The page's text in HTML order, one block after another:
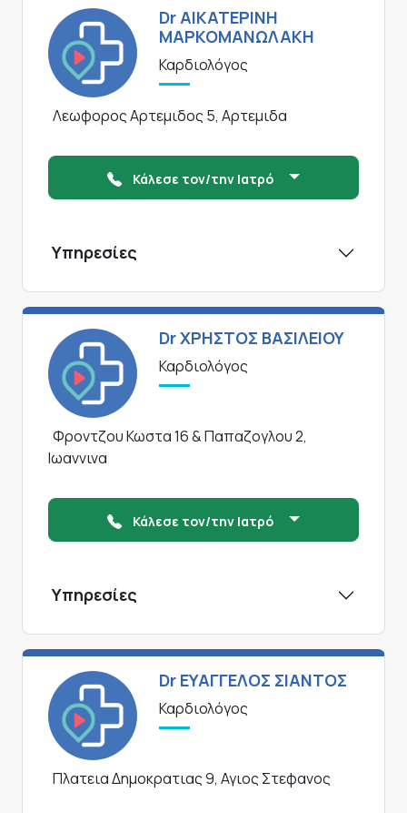
Dr ΑΙΚΑΤΕΡΙΝΗ
ΜΑΡΚΟΜΑΝΩΛΑΚΗ
Καρδιολόγος
Λεωφορος Αρτεμιδος 5, Αρτεμιδα
Κάλεσε τον/την Ιατρό
Υπηρεσίες
Dr ΧΡΗΣΤΟΣ ΒΑΣΙΛΕΙΟΥ
Καρδιολόγος
Φροντζου Κωστα 16 & Παπαζογλου 2,
Ιωαννινα
Κάλεσε τον/την Ιατρό
Υπηρεσίες
Dr ΕΥΑΓΓΕΛΟΣ ΣΙΑΝΤΟΣ
Καρδιολόγος
Πλατεια Δημοκρατιας 9, Αγιος Στεφανος